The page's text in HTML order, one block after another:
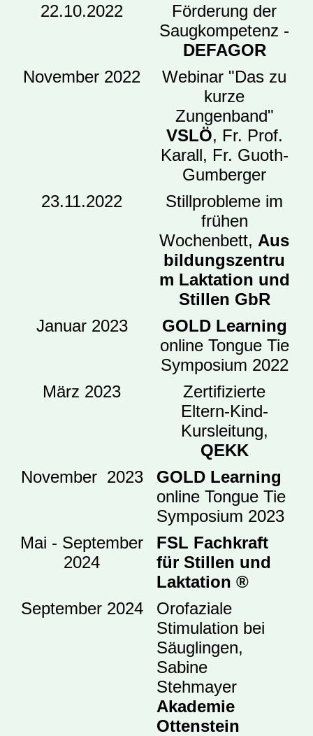
22.10.2022
Förderung der
Saugkompetenz -
DEFAGOR
November 2022
Webinar "Das zu
kurze
Zungenband"
VSLÖ, Fr. Prof.
Karall, Fr. Guoth-
Gumberger
23.11.2022
Stillprobleme im
frühen
Wochenbett, Aus
bildungszentru
m Laktation und
Stillen GbR
Januar 2023
GOLD Learning
online Tongue Tie
Symposium 2022
März 2023
Zertifizierte
Eltern-Kind-
Kursleitung,
QEKK
November 2023
GOLD Learning
online Tongue Tie
Symposium 2023
Mai - September
2024
FSL Fachkraft
für Stillen und
Laktation ®
September 2024
Orofaziale
Stimulation bei
Säuglingen,
Sabine
Stehmayer
Akademie
Ottenstein